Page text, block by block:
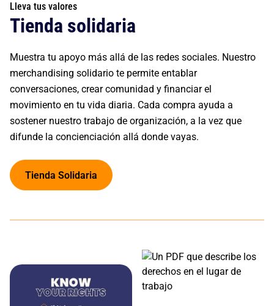
Lleva tus valores
Tienda solidaria
Muestra tu apoyo más allá de las redes sociales. Nuestro
merchandising solidario te permite entablar
conversaciones, crear comunidad y financiar el
movimiento en tu vida diaria. Cada compra ayuda a
sostener nuestro trabajo de organización, a la vez que
difunde la concienciación allá donde vayas.
Tienda Solidaria